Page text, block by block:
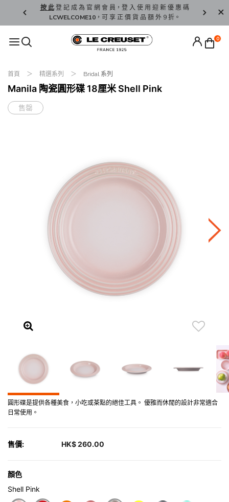
按 此登 記 成 為 官 網 會 員，登 入 使 用 迎 新 優 惠 碼
LCWELCOME10，可 享 正 價 貨 品 額 外 9 折。
香 港 / 澳
0
首頁 精選系列 Bridal 系列
Manila 陶瓷圓形碟 18厘米 Shell Pink
售罄
圓形碟是提供各種美食，小吃或茶點的絕佳工具。 優雅而休閒的設計非常適合
日常使用。
售價: HK$ 260.00
顏色
Shell Pink